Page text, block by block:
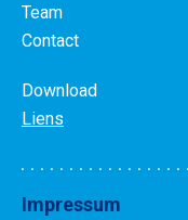
Team
Contact
Download
Liens
Impressum